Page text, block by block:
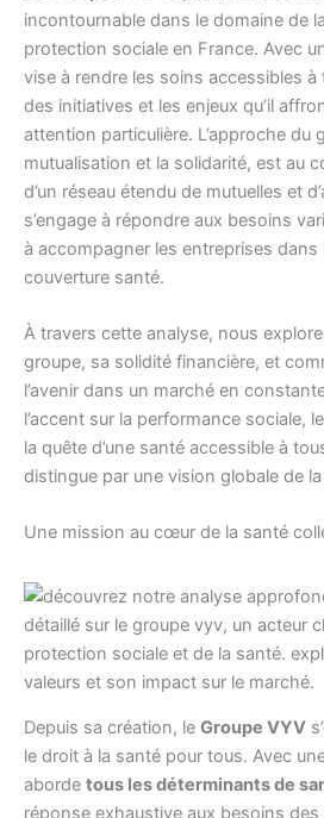
incontournable dans le domaine de
protection sociale en France. Avec
vise à rendre les soins accessibles
des initiatives et les enjeux qu’il
attention particulière. L’approche du
mutualisation et la solidarité, est au
d’un réseau étendu de mutuelles et
s’engage à répondre aux besoins
à accompagner les entreprises dans
couverture santé.
À travers cette analyse, nous
groupe, sa solidité financière, et
l’avenir dans un marché en
l’accent sur la performance sociale,
la quête d’une santé accessible à
distingue par une vision globale de
Une mission au cœur de la santé
Depuis sa création, le Groupe VYV
le droit à la santé pour tous. Avec
aborde tous les déterminants de
réponse exhaustive aux besoins